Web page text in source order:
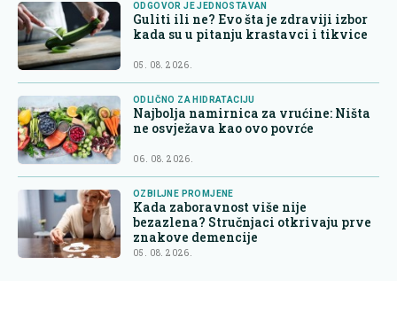
ODGOVOR JE JEDNOSTAVAN
Guliti ili ne? Evo šta je zdraviji izbor
kada su u pitanju krastavci i tikvice
05. 08. 2026.
ODLIČNO ZA HIDRATACIJU
Najbolja namirnica za vrućine: Ništa
ne osvježava kao ovo povrće
06. 08. 2026.
OZBILJNE PROMJENE
Kada zaboravnost više nije
bezazlena? Stručnjaci otkrivaju prve
znakove demencije
05. 08. 2026.